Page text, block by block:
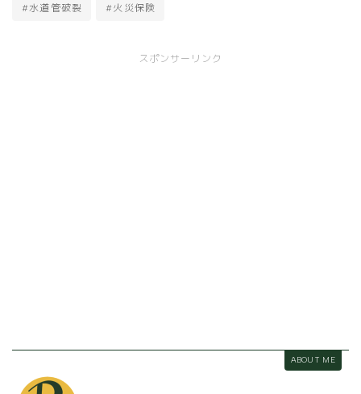
#水道管破裂 #火災保険
スポンサーリンク
ABOUT ME